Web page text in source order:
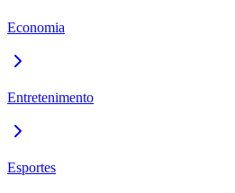
Economia
Entretenimento
Esportes